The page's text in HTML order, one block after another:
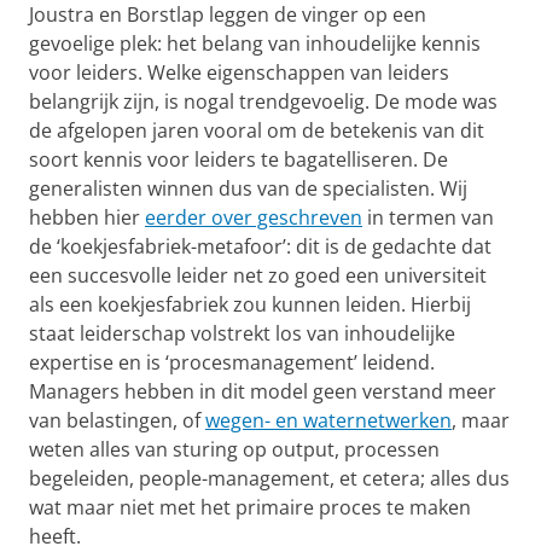
Joustra en Borstlap leggen de vinger op een
gevoelige plek: het belang van inhoudelijke kennis
voor leiders. Welke eigenschappen van leiders
belangrijk zijn, is nogal trendgevoelig. De mode was
de afgelopen jaren vooral om de betekenis van dit
soort kennis voor leiders te bagatelliseren. De
generalisten winnen dus van de specialisten. Wij
hebben hier eerder over geschreven in termen van
de ‘koekjesfabriek-metafoor’: dit is de gedachte dat
een succesvolle leider net zo goed een universiteit
als een koekjesfabriek zou kunnen leiden. Hierbij
staat leiderschap volstrekt los van inhoudelijke
expertise en is ‘procesmanagement’ leidend.
Managers hebben in dit model geen verstand meer
van belastingen, ofwegen- en waternetwerken, maar
weten alles van sturing op output, processen
begeleiden, people-management, et cetera; alles dus
wat maar niet met het primaire proces te maken
heeft.